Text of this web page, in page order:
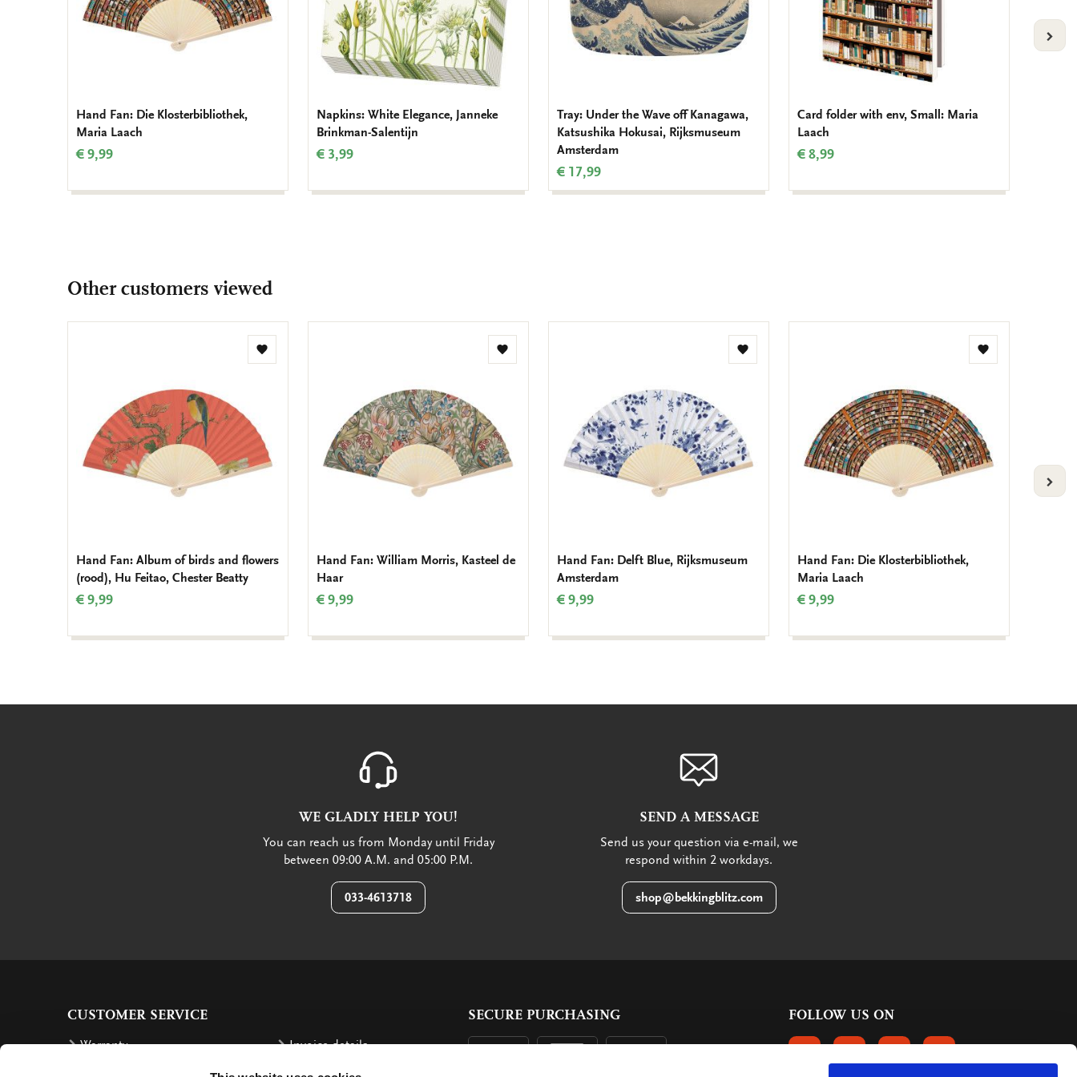
Hand Fan: Die Klosterbibliothek,
Maria Laach
€ 9,99
Napkins: White Elegance, Janneke
Brinkman-Salentijn
€ 3,99
Tray: Under the Wave off Kanagawa,
Katsushika Hokusai, Rijksmuseum
Amsterdam
€ 17,99
Card folder with env, Small: Maria
Laach
€ 8,99
Other customers viewed
Add
Hand Fan: Album of birds and flowers
(rood), Hu Feitao, Chester Beatty
€ 9,99
Add
Hand Fan: William Morris, Kasteel de
Haar
€ 9,99
Add
Hand Fan: Delft Blue, Rijksmuseum
Amsterdam
€ 9,99
Add
Hand Fan: Die Klosterbibliothek,
Maria Laach
€ 9,99
WE GLADLY HELP YOU!
You can reach us from Monday until Friday
between 09:00 A.M. and 05:00 P.M.
033-4613718
SEND A MESSAGE
Send us your question via e-mail, we
respond within 2 workdays.
shop@bekkingblitz.com
CUSTOMER SERVICE
Warranty
Invoice details
Reimbursement
SECURE PURCHASING FOLLOW US ON
FOLLOW US ON FACEBOOK
FOLLOW US ON INSTAGRAM
FOLLOW US ON LINKEDIN
FOLLOW US ON